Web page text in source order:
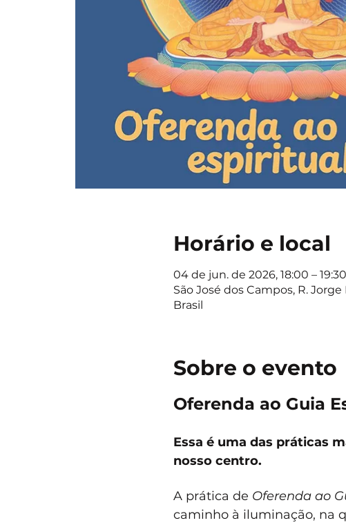
Horário e local
04 de jun. de 2026, 18:00 – 19:30
São José dos Campos, R.
Brasil
Sobre o evento
Oferenda ao Guia
Essa é uma das práticas
nosso centro.
A prática de Oferenda ao
caminho à iluminação, na